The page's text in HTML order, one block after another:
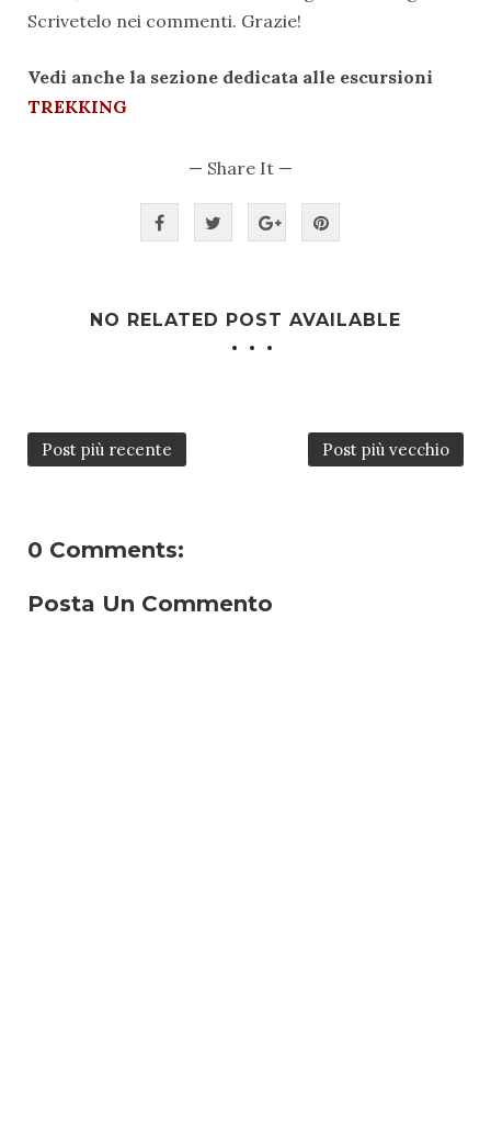
Scrivetelo nei commenti. Grazie!
Vedi anche la sezione dedicata alle escursioni
TREKKING
— Share It —
NO RELATED POST AVAILABLE
Post più recente Post più vecchio
0 Comments:
Posta Un Commento